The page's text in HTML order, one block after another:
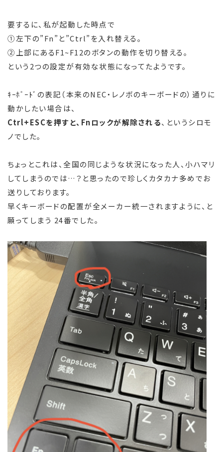
要するに、私が起動した時点で
①左下の”Fn”と”Ctrl”を入れ替える。
②上部にあるF1~F12のボタンの動作を切り替える。
という2つの設定が有効な状態になってたようです。
ｷｰﾎﾞｰﾄﾞの表記（本来のNEC・レノボのキーボードの）通りに
動かしたい場合は、
Ctrl+ESCを押すと、Fnロックが解除される、というシロモ
ノでした。
ちょっとこれは、全国の同じような状況になった人、小ハマリ
してしまうのでは…？と思ったので珍しくカタカナ多めでお
送りしております。
早くキーボードの配置が全メーカー統一されますように、と
願ってしまう 24番でした。